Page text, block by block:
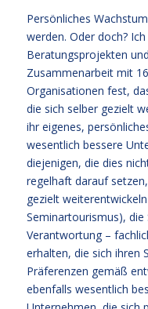
Persönliches
werden. Oder doch?
Beratungsprojekten
Zusammenarbeit mit
Organisationen fest,
die sich selber gezielt
ihr eigenes,
wesentlich bessere
diejenigen, die dies
regelhaft darauf
gezielt
Seminartourismus),
Verantwortung –
erhalten, die sich ihren
Präferenzen gemäß
ebenfalls wesentlich